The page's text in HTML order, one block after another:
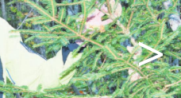
und: «In
auch bei uns
Das Wild sei zwar
nur sollten>